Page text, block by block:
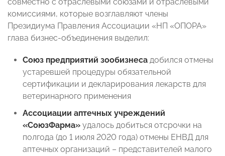
комиссиями, которые возглавляют члены
Президиума Правления Ассоциации «НП «ОПОРА»
глава бизнес-объединения выделил:
Союз предприятий зообизнеса добился отмены
устаревшей процедуры обязательной
сертификации и декларирования лекарств для
ветеринарного применения
Ассоциации аптечных учреждений
«СоюзФарма» удалось добиться отсрочки на
полгода (до 1 июля 2020 года) отмены ЕНВД для
аптечных организаций – представителей малого